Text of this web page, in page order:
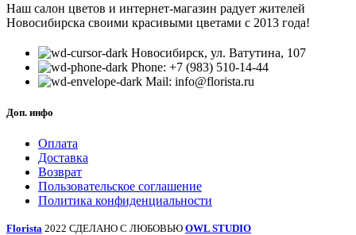
Наш салон цветов и интернет-магазин радует жителей
Новосибирска своими красивыми цветами с 2013 года!
Новосибирск, ул. Ватутина, 107
Phone: +7 (983) 510-14-44
Mail: info@florista.ru
Доп. инфо
Оплата
Доставка
Возврат
Пользовательское соглашение
Политика конфиденциальности
Florista 2022 СДЕЛАНО С ЛЮБОВЬЮ OWL STUDIO